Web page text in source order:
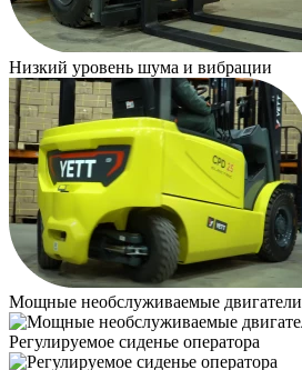
Низкий уровень шума и вибрации
Мощные необслуживаемые двигатели
Регулируемое сиденье оператора